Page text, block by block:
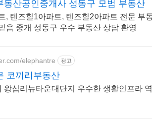
동산공인중개사 성동구 모범 부동산
, 텐즈힐1아파트, 텐즈힐2아파트 전문 부
음 중개 성동구 우수 부동산 상담 환영
elephantre 광고
코끼리부동산
왕십리뉴타운대단지 우수한 생활인프라